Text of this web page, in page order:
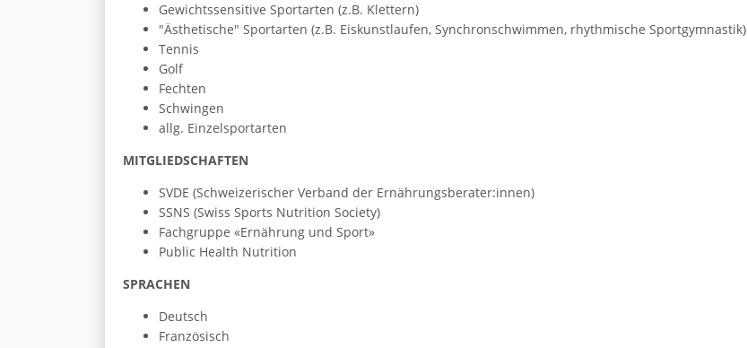
Gewichtssensitive Sportarten (z.B. Klettern)
"Ästhetische" Sportarten (z.B. Eiskunstlaufen, Synchronschwimmen, rhythmische Sportgymnastik)
Tennis
Golf
Fechten
Schwingen
allg. Einzelsportarten
MITGLIEDSCHAFTEN
SVDE (Schweizerischer Verband der Ernährungsberater:innen)
SSNS (Swiss Sports Nutrition Society)
Fachgruppe «Ernährung und Sport»
Public Health Nutrition
SPRACHEN
Deutsch
Französisch